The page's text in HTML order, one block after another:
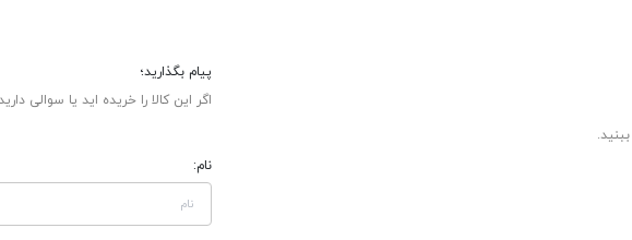
پیام بگذارید؛
اگر این کالا را خریده اید یا سوالی
نام: